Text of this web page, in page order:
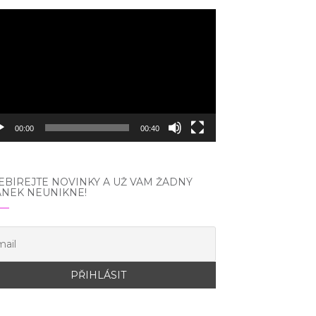
00:00 00:40
NOVINKY A UŽ VÁM ŽÁDNÝ
NEUNIKNE!